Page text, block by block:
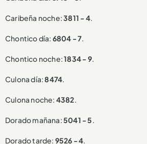
Caribeña noche:3811 - 4.
Chontico día: 6804 - 7.
Chontico noche:1834 - 9.
Culona día:8474.
Culona noche: 4382.
Dorado mañana:5041 - 5.
Dorado tarde: 9526 - 4.